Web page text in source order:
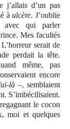
j’allais d’un pas
àulcère. J’oublie
avec qui parler
Mes facultés
serait de
perdait la tête.
même, pas
encore
là –, semblaient
S’imbécilisaient.
le cocon
moi et quelques